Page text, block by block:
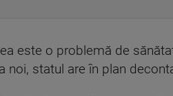
este o problemă de
noi, statul are în plan